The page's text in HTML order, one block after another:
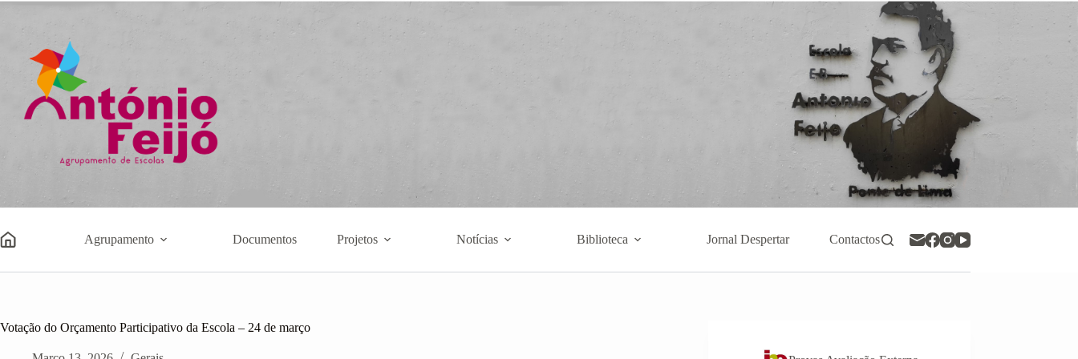
Pular
conteúdo
Agrupamento Documentos Projetos Notícias Biblioteca Jornal Despertar Contactos
Votação do Orçamento Participativo da Escola – 24 de março